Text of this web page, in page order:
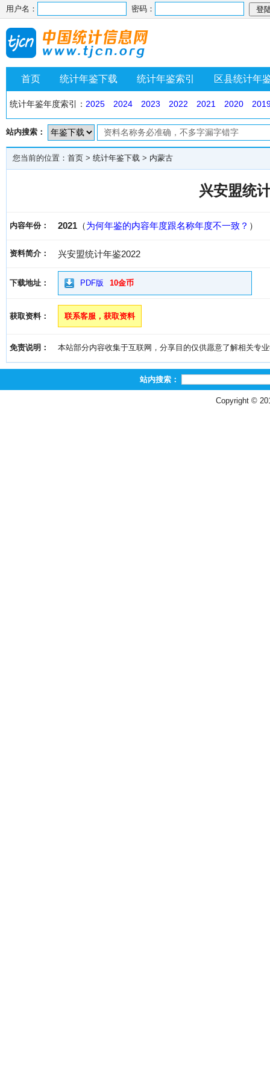
用户名： 密码：
首页 统计年鉴下载 统计年鉴索引 区县统计年
统计年鉴年度索引： 2025 2024 2023 2022 2021 2020
站内搜索：
您当前的位置： 首页 > 统计年鉴下载 > 内蒙古
兴安盟统
内容年份： 2021 （为何年鉴的内容年度跟名称年度不一致？ ）
资料简介： 兴安盟统计年鉴2022
下载地址： PDF版 10金币
获取资料： 联系客服，获取资料
免责说明： 本站部分内容收集于互联网，分享目的仅供愿意了解相关专
站内搜索：
Copyright ©